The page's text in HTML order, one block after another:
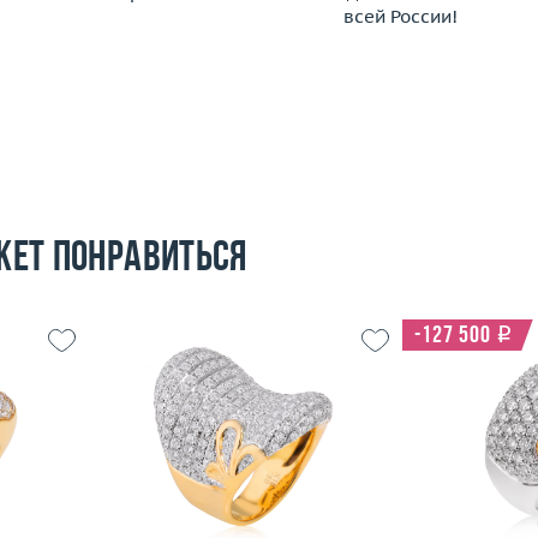
всей России!
понравиться
14.88
Размер
Вес (г)
Материал
золото 750 пробы
Подробнее
-127 500 i
Размер
Материал